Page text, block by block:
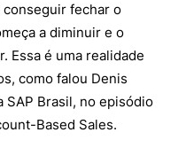
fechar o
a diminuir e o
Essa é uma realidade
como falou Denis
SAP Brasil, no episódio
Based Sales.